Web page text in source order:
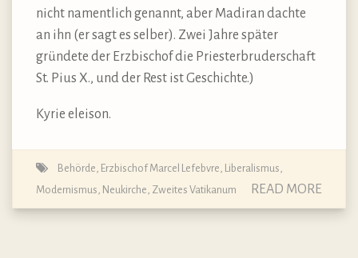
nicht namentlich genannt, aber Madiran dachte
an ihn (er sagt es selber). Zwei Jahre später
gründete der Erzbischof die Priesterbruderschaft
St. Pius X., und der Rest ist Geschichte.)
Kyrie eleison.
Behörde Erzbischof Marcel Lefebvre Liberalismus
Modernismus Neukirche Zweites Vatikanum READ MORE